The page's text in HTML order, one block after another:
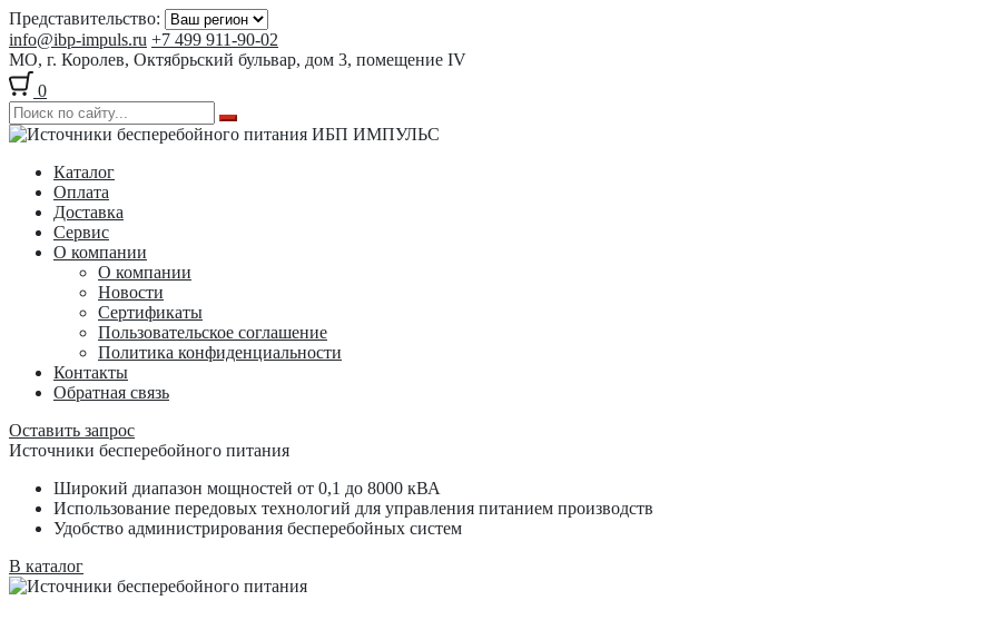
Представительство:
info@ibp-impuls.ru +7 499 911-90-02
МО, г. Королев, Октябрьский бульвар, дом 3, помещение IV
0
Перейти
навигации
Перейти
содержимому
Каталог
Оплата
Доставка
Сервис
О компании
О компании
Новости
Сертификаты
Пользовательское соглашение
Политика конфиденциальности
Контакты
Обратная связь
Оставить запрос
Источники бесперебойного питания
Широкий диапазон мощностей от 0,1 до 8000 кВА
Использование передовых технологий для управления питанием производств
Удобство администрирования бесперебойных систем
В каталог